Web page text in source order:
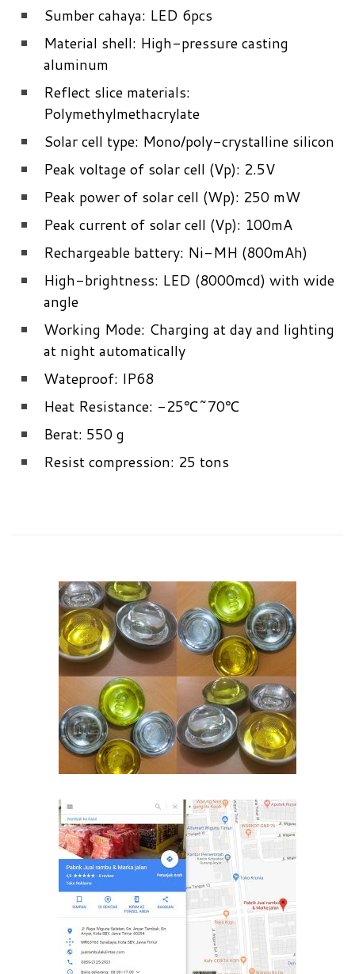
Sumber cahaya: LED 6pcs
Material shell: High-pressure casting
aluminum
Reflect slice materials:
Polymethylmethacrylate
Solar cell type: Mono/poly-crystalline silicon
Peak voltage of solar cell (Vp): 2.5V
Peak power of solar cell (Wp): 250 mW
Peak current of solar cell (Vp): 100mA
Rechargeable battery: Ni-MH (800mAh)
High-brightness: LED (8000mcd) with wide
angle
Working Mode: Charging at day and lighting
at night automatically
Wateproof: IP68
Heat Resistance: -25℃~70℃
Berat: 550 g
Resist compression: 25 tons